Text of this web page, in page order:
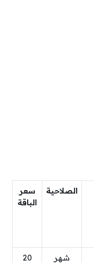
الصلاحية
سعر
الباقة
شهر
20